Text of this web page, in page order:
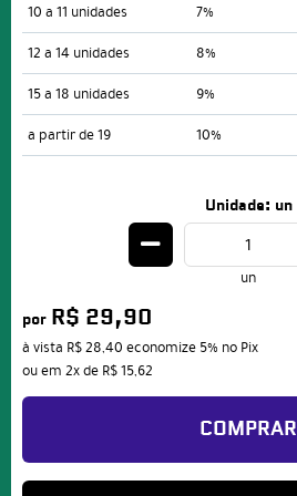
10 a 11 unidades
7%
12 a 14 unidades
8%
15 a 18 unidades
9%
a partir de 19
10%
Unidade: un
un
por R$ 29,90
à vista R$ 28,40 economize 5% no Pix
ou em 2xde R$ 15,62
COMPRAR